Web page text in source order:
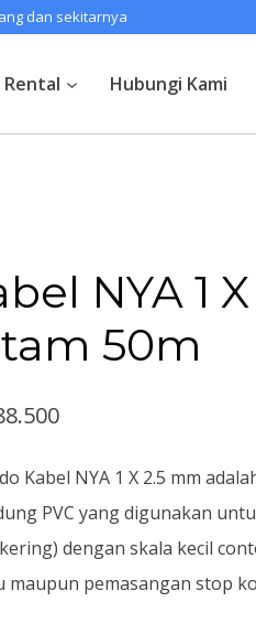
dan sekitarnya
Rental Hubungi Kami
NYA 1
50m
Kabel NYA 1 X 2.5 mm
PVC yang digunakan
dengan skala kecil
maupun pemasangan stop